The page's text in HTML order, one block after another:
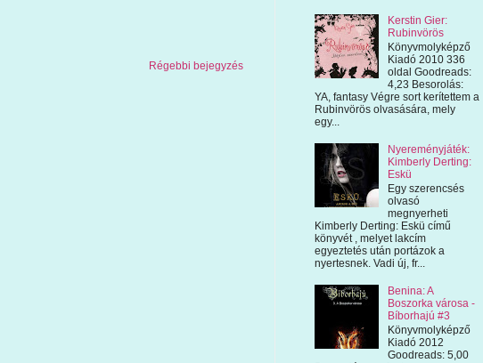
Régebbi bejegyzés
Kerstin Gier:
Rubinvörös
Könyvmolyképző
Kiadó 2010 336
oldal Goodreads:
4,23 Besorolás:
YA, fantasy Végre sort kerítettem a
Rubinvörös olvasására, mely
egy...
Nyereményjáték:
Kimberly Derting:
Eskü
Egy szerencsés
olvasó
megnyerheti
Kimberly Derting: Eskü című
könyvét , melyet lakcím
egyeztetés után portázok a
nyertesnek. Vadi új, fr...
Benina: A
Boszorka városa -
Bíborhajú #3
Könyvmolyképző
Kiadó 2012
Goodreads: 5,00